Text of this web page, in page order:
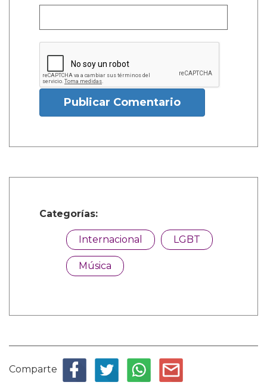
Publicar Comentario
Categorías:
Internacional LGBT
Música
Comparte